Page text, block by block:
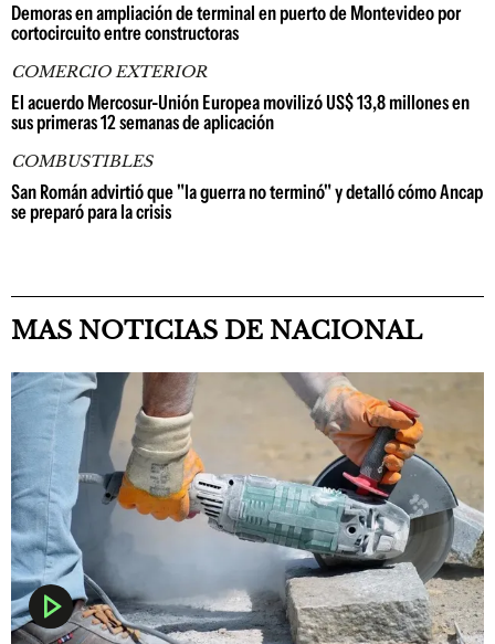
Demoras en ampliación de terminal en puerto de Montevideo por
cortocircuito entre constructoras
COMERCIO EXTERIOR
El acuerdo Mercosur-Unión Europea movilizó US$ 13,8 millones en
sus primeras 12 semanas de aplicación
COMBUSTIBLES
San Román advirtió que "la guerra no terminó" y detalló cómo Ancap
se preparó para la crisis
MAS NOTICIAS DE NACIONAL